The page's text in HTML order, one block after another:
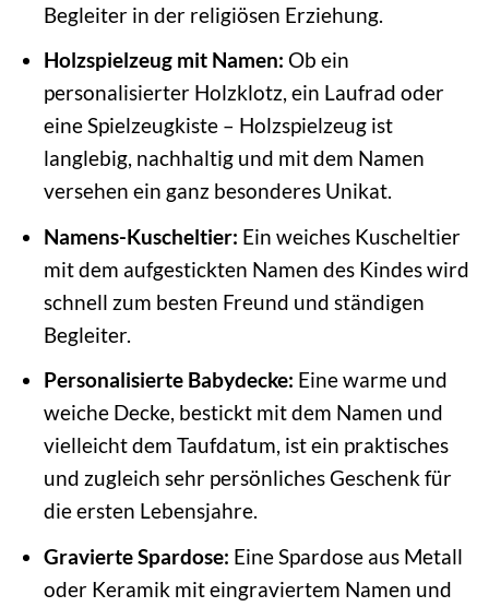
Begleiter in der religiösen Erziehung.
Holzspielzeug mit Namen: Ob ein
personalisierter Holzklotz, ein Laufrad oder
eine Spielzeugkiste – Holzspielzeug ist
langlebig, nachhaltig und mit dem Namen
versehen ein ganz besonderes Unikat.
Namens-Kuscheltier: Ein weiches Kuscheltier
mit dem aufgestickten Namen des Kindes wird
schnell zum besten Freund und ständigen
Begleiter.
Personalisierte Babydecke: Eine warme und
weiche Decke, bestickt mit dem Namen und
vielleicht dem Taufdatum, ist ein praktisches
und zugleich sehr persönliches Geschenk für
die ersten Lebensjahre.
Gravierte Spardose: Eine Spardose aus Metall
oder Keramik mit eingraviertem Namen und